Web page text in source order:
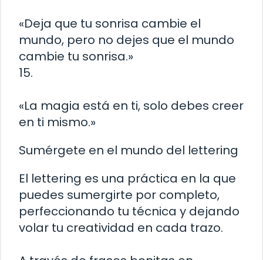
«Deja que tu sonrisa cambie el
mundo, pero no dejes que el mundo
cambie tu sonrisa.»
15.
«La magia está en ti, solo debes creer
en ti mismo.»
Sumérgete en el mundo del lettering
El lettering es una práctica en la que
puedes sumergirte por completo,
perfeccionando tu técnica y dejando
volar tu creatividad en cada trazo.